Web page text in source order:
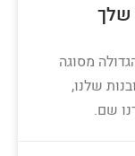
שלך
מסוגה
שלנו,
שם.